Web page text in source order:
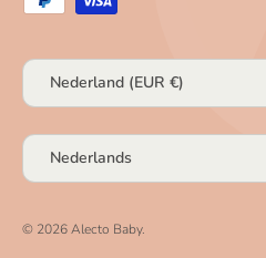
Land/Regio
Nederland (EUR €)
Taal
Nederlands
© 2026Alecto Baby.